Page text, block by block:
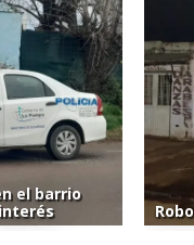
el barrio